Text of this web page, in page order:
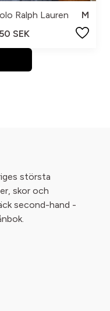
Ralph Lauren
M
SEK
största
skor och
second-hand -